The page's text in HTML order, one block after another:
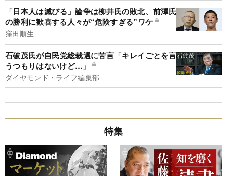
「日本人は滅びる」論争は柳井氏の敗北、前澤氏
の勝利に歓喜する人々が“危険すぎる”ワケ
窪田順生
石破茂氏が自民党総裁選に苦言「キレイごとを言
うつもりはないけど…」
ダイヤモンド・ライフ編集部
特集